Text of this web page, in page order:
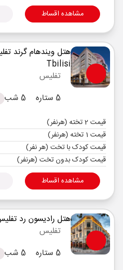
مشاهده اقساط
هتل ویندهام گرند
Tbilisi
تفلیس
5 ستاره
5 شب
قیمت 2 تخته (هرنفر)
قیمت 1 تخته (هرنفر)
قیمت کودک با تخت (هر نفر)
قیمت کودک بدون تخت (هرنفر)
مشاهده اقساط
هتل رادیسون رد
تفلیس
5 ستاره
5 شب